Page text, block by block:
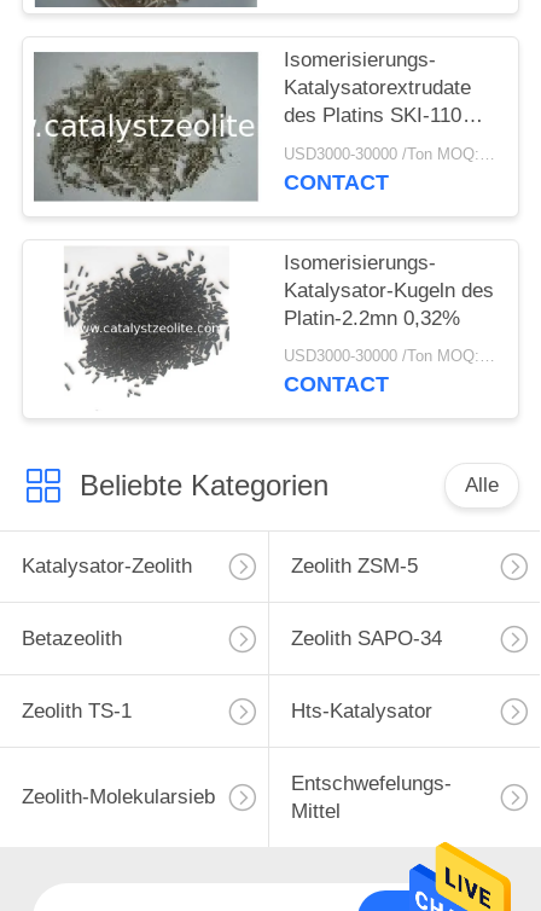
Isomerisierungs-
Katalysatorextrudate
des Platins SKI-110
0,046%
USD3000-30000 /Ton MOQ:1 Kilogramm
CONTACT
Isomerisierungs-
Katalysator-Kugeln des
Platin-2.2mn 0,32%
USD3000-30000 /Ton MOQ:1 Kilogramm
CONTACT
Beliebte Kategorien Alle
Katalysator-Zeolith Zeolith ZSM-5
Betazeolith Zeolith SAPO-34
Zeolith TS-1 Hts-Katalysator
Zeolith-Molekularsieb
Entschwefelungs-
Mittel